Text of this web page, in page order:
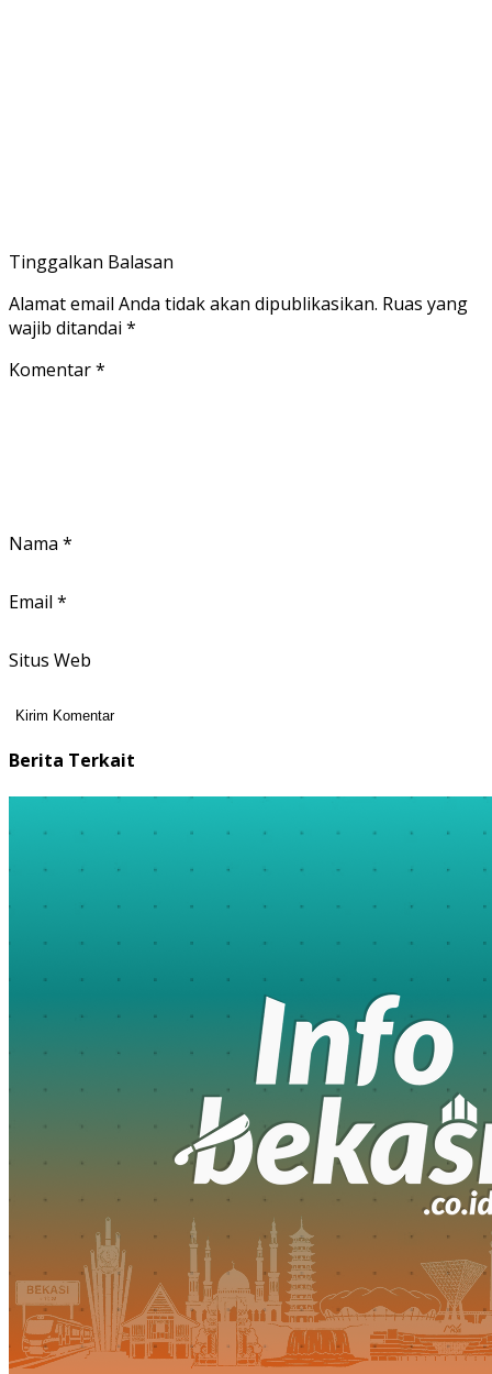
Tinggalkan Balasan
Alamat email Anda tidak akan dipublikasikan. Ruas yang
wajib ditandai *
Komentar*
Nama *
Email *
Situs Web
Berita Terkait